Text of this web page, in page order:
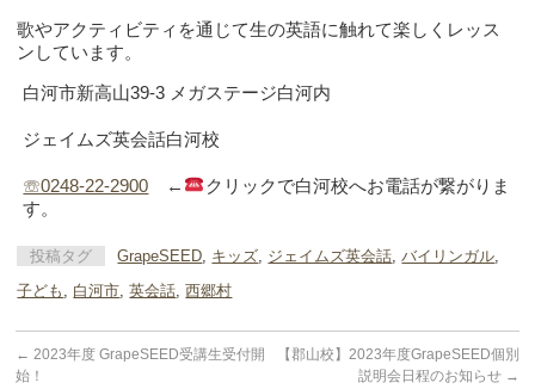
歌やアクティビティを通じて生の英語に触れて楽しくレッス
ンしています。
白河市新高山39‐3 メガステージ白河内
ジェイムズ英会話白河校
☏0248-22-2900 ←
クリックで白河校へお電話が繋がりま
す。
投稿タグ GrapeSEED キッズ ジェイムズ英会話 ,バイリンガル
子ども
白河市 ,英会話 ,西郷村
← 2023年度 GrapeSEED受講生受付開
始！
【郡山校】2023年度GrapeSEED個別
説明会日程のお知らせ →